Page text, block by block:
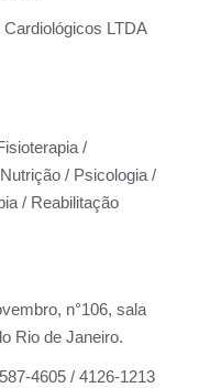
LTDA
/
/ Psicologia /
/ Reabilitação
n°106, sala
Rio de Janeiro.
4605 / 4126-1213